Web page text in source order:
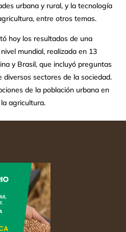
urbana y rural, y la tecnología
entre otros temas.
hoy los resultados de una
mundial, realizada en 13
y Brasil, que incluyó preguntas
diversos sectores de la sociedad.
de la población urbana en
agricultura.